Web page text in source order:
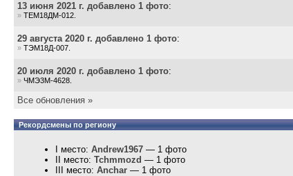
13 июня 2021 г. добавлено 1 фото:
» ТЕМ18ДМ-012.
29 августа 2020 г. добавлено 1 фото:
» ТЭМ18Д-007.
20 июля 2020 г. добавлено 1 фото:
» ЧМЭ3М-4628.
Все обновления »
Рекордсмены по региону
I место: Andrew1967 — 1 фото
II место: Tchmmozd — 1 фото
III место: Anchar — 1 фото